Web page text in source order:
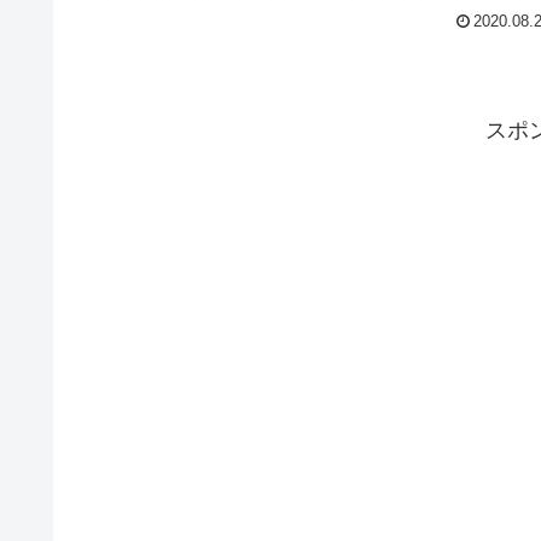
日本の商用バンとは一味違う欧州LCVでお仕事するのも楽
スポ